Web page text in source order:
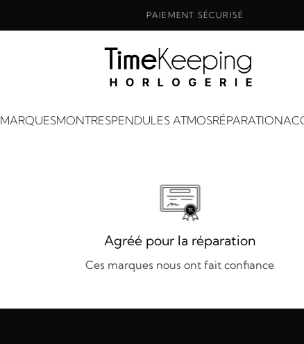
PAIEMENT SÉCURISÉ
MARQUESMONTRESPENDULES ATMOSRÉPARATION
Agréé pour la réparation
Ces marques nous ont fait confiance